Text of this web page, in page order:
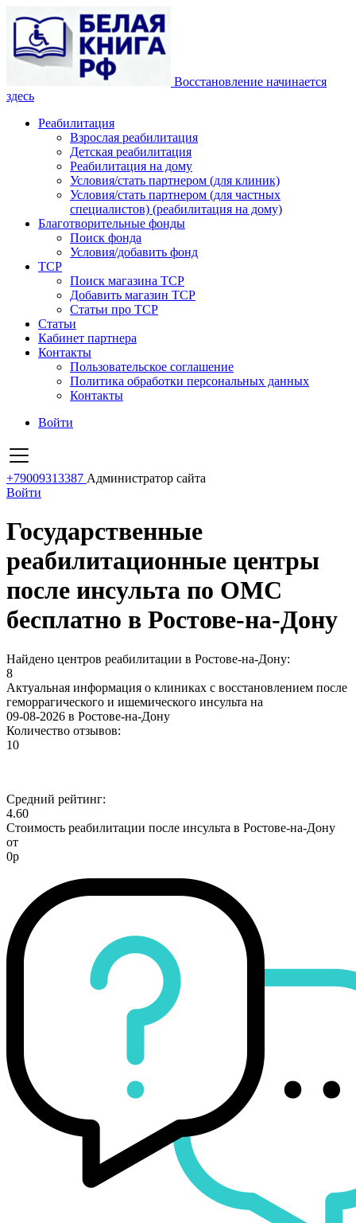
Восстановление начинается
здесь
Реабилитация
Взрослая реабилитация
Детская реабилитация
Реабилитация на дому
Условия/стать партнером (для клиник)
Условия/стать партнером (для частных
специалистов) (реабилитация на дому)
Благотворительные фонды
Поиск фонда
Условия/добавить фонд
ТСР
Поиск магазина ТСР
Добавить магазин ТСР
Статьи про ТСР
Статьи
Кабинет партнера
Контакты
Пользовательское соглашение
Политика обработки персональных данных
Контакты
Войти
+79009313387 Администратор сайта
Войти
Государственные
реабилитационные центры
после инсульта по ОМС
бесплатно в Ростове-на-Дону
Найдено центров реабилитации в Ростове-на-Дону:
8
Актуальная информация о клиниках с восстановлением после
геморрагического и ишемического инсульта на
09-08-2026 в Ростове-на-Дону
Количество отзывов:
10
Средний рейтинг:
4.60
Стоимость реабилитации после инсульта в Ростове-на-Дону
от
0р